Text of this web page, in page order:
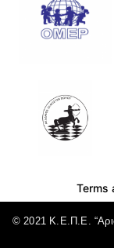
Terms
© 2021 Κ.Ε.Π.Ε.